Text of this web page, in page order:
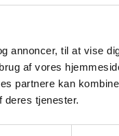
annoncer, til at vise
af vores
partnere kan
deres tjenester.